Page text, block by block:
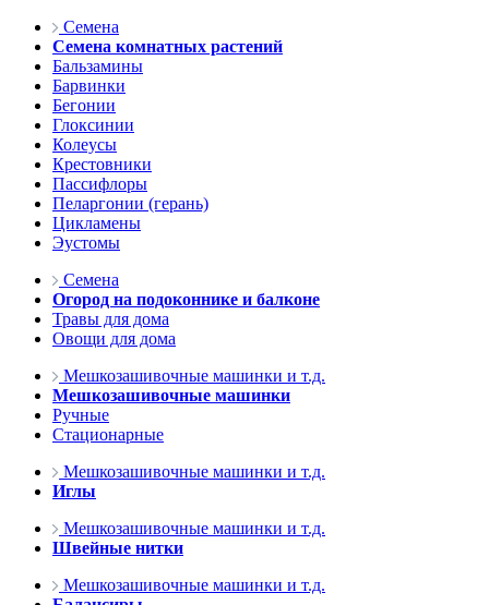
Семена
Семена комнатных растений
Бальзамины
Барвинки
Бегонии
Глоксинии
Колеусы
Крестовники
Пассифлоры
Пеларгонии (герань)
Цикламены
Эустомы
Семена
Огород на подоконнике и балконе
Травы для дома
Овощи для дома
Мешкозашивочные машинки и т.д.
Мешкозашивочные машинки
Ручные
Стационарные
Мешкозашивочные машинки и т.д.
Иглы
Мешкозашивочные машинки и т.д.
Швейные нитки
Мешкозашивочные машинки и т.д.